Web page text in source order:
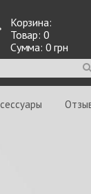
Корзина:
Товар: 0
Сумма: 0 грн